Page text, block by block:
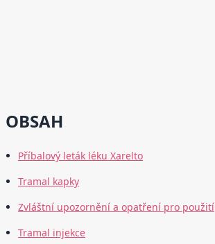
OBSAH
Příbalový leták léku Xarelto
Tramal kapky
Zvláštní upozornění a opatření pro použití
Tramal injekce